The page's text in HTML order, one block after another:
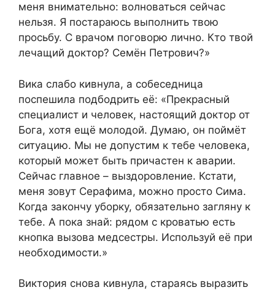
меня внимательно: волноваться сейчас
нельзя. Я постараюсь выполнить твою
просьбу. С врачом поговорю лично. Кто твой
лечащий доктор? Семён Петрович?»
Вика слабо кивнула, а собеседница
поспешила подбодрить её: «Прекрасный
специалист и человек, настоящий доктор от
Бога, хотя ещё молодой. Думаю, он поймёт
ситуацию. Мы не допустим к тебе человека,
который может быть причастен к аварии.
Сейчас главное – выздоровление. Кстати,
меня зовут Серафима, можно просто Сима.
Когда закончу уборку, обязательно загляну к
тебе. А пока знай: рядом с кроватью есть
кнопка вызова медсестры. Используй её при
необходимости.»
Виктория снова кивнула, стараясь выразить